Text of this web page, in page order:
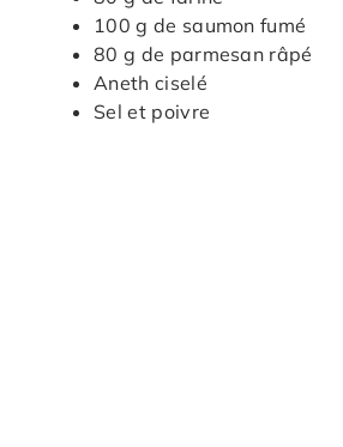
100 g de saumon fumé
80 g de parmesan râpé
Aneth ciselé
Sel et poivre